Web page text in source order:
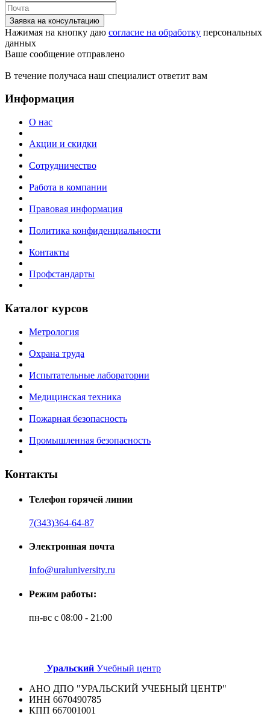
Заявка на консультацию
Нажимая на кнопку даю согласие на обработку персональных
данных
Ваше сообщение отправлено
В течение получаса наш специалист ответит вам
Информация
О нас
Акции и скидки
Сотрудничество
Работа в компании
Правовая информация
Политика конфиденциальности
Контакты
Профстандарты
Каталог курсов
Метрология
Охрана труда
Испытательные лаборатории
Медицинская техника
Пожарная безопасность
Промышленная безопасность
Контакты
Телефон горячей линии
7(343)364-64-87
Электронная почта
Info@uraluniversity.ru
Режим работы:
пн-вс с 08:00 - 21:00
Уральский Учебный центр
АНО ДПО "УРАЛЬСКИЙ УЧЕБНЫЙ ЦЕНТР"
ИНН 6670490785
КПП 667001001